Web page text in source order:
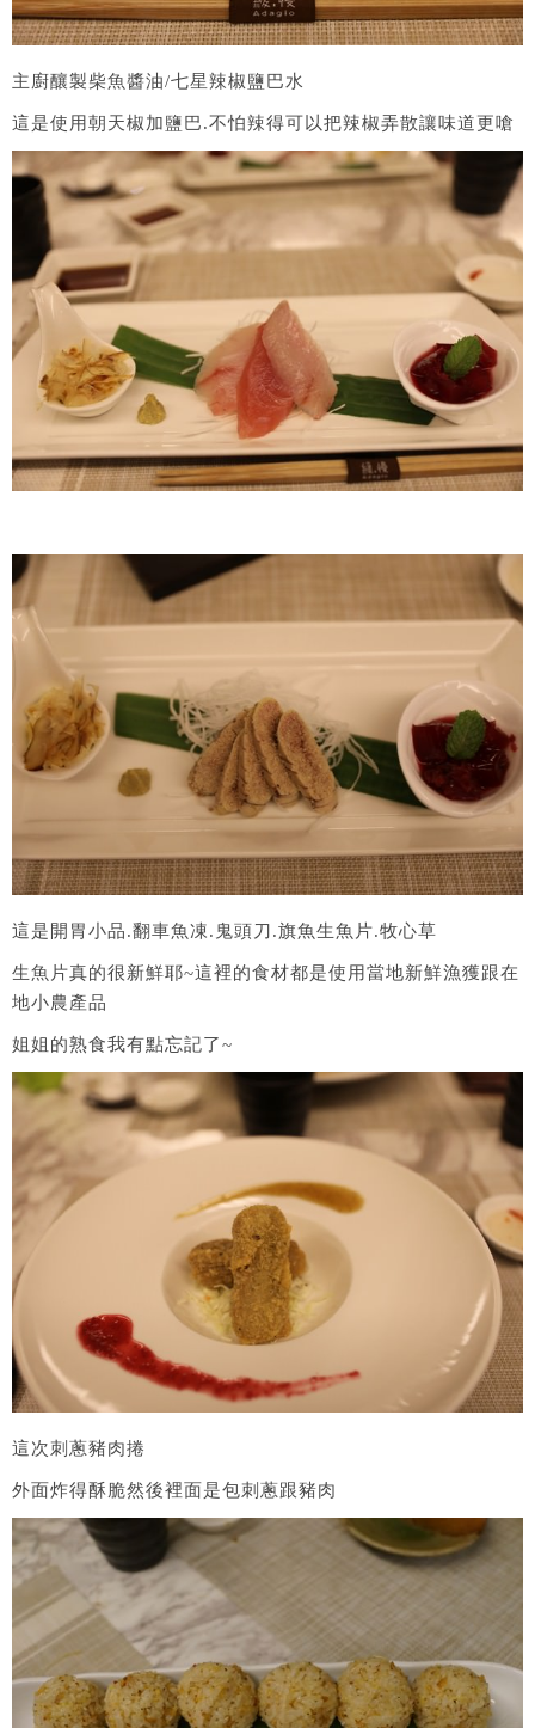
主廚釀製柴魚醬油/七星辣椒鹽巴水
這是使用朝天椒加鹽巴.不怕辣得可以把辣椒弄散讓味道更嗆
這是開胃小品.翻車魚凍.鬼頭刀.旗魚生魚片.牧心草
生魚片真的很新鮮耶~這裡的食材都是使用當地新鮮漁獲跟在
地小農產品
姐姐的熟食我有點忘記了~
這次刺蔥豬肉捲
外面炸得酥脆然後裡面是包刺蔥跟豬肉